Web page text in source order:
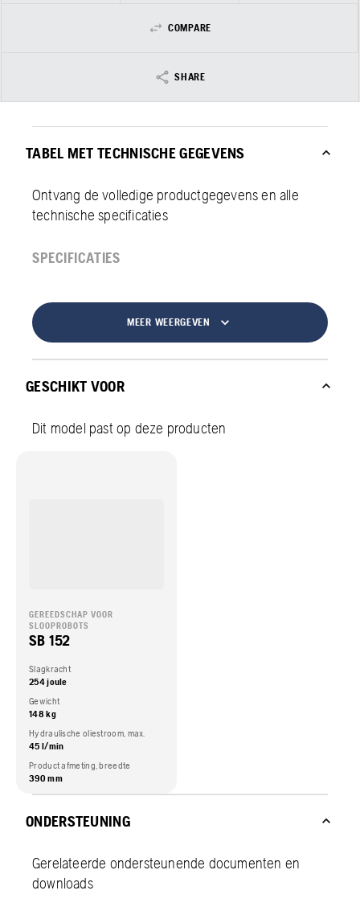
COMPARE
SHARE
TABEL MET TECHNISCHE GEGEVENS
Ontvang de volledige productgegevens en alle
technische specificaties
SPECIFICATIES
MEER WEERGEVEN
GESCHIKT VOOR
Dit model past op deze producten
GEREEDSCHAP VOOR
SLOOPROBOTS
SB 152
Slagkracht
254 joule
Gewicht
148 kg
Hydraulische oliestroom, max.
45 l/min
Product afmeting, breedte
390 mm
ONDERSTEUNING
Gerelateerde ondersteunende documenten en
downloads